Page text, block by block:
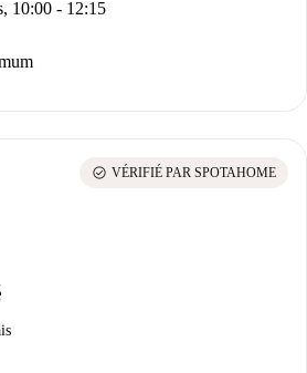
10:00 - 12:15
check_circle VÉRIFIÉ PAR SPOTAHOME